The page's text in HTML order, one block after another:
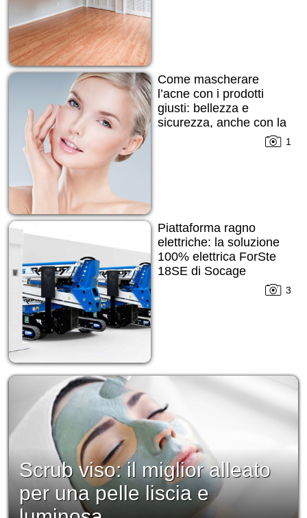
Come mascherare
l’acne con i prodotti
giusti: bellezza e
sicurezza, anche con la
1
Piattaforma ragno
elettriche: la soluzione
100% elettrica ForSte
18SE di Socage
3
Scrub viso: il miglior alleato
per una pelle liscia e